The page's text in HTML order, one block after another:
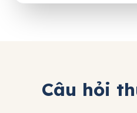
Câu hỏi